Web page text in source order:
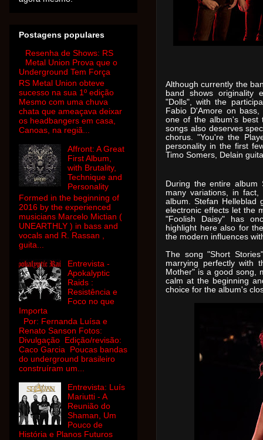
Although currently the
band shows originality
"Dolls", with the
Fabio D'Amore on
one of the album's best
songs also deserves
chorus. "You're the
personality in the first
Timo Somers, Delain
During the entire album
many variations, in
album. Stefan Helleblad
electronic effects let the
"Foolish Daisy" has
highlight here also for
the modern influences
The song "Short
marrying perfectly with
Mother" is a good song,
calm at the beginning
choice for the album's
Postagens populares
Resenha de Shows: RS
Metal Union Prova que o
Underground Tem Força
RS Metal Union obteve
sucesso na sua 1º edição
Mesmo com uma chuva
chata que ameaçava deixar
os headbangers em casa,
Canoas, na regiã...
Affront: A Great
First Album,
with Brutality,
Technique and
Personality
Formed in the beginning of
2016 by the experienced
musicians Marcelo Mictian (
UNEARTHLY ) in bass and
vocals and R. Rassan ,
guita...
Entrevista -
Apokalyptic
Raids :
Resistência e
Foco no que
Importa
Por: Fernanda Luísa e
Renato Sanson Fotos:
Divulgação Edição/revisão:
Caco Garcia Poucas bandas
do underground brasileiro
construíram um...
Entrevista: Luís
Mariutti - A
Reunião do
Shaman, Um
Pouco de
História e Planos Futuros